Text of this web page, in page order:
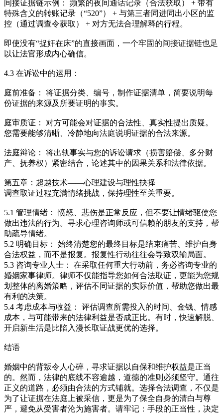
间接证据链示例： 频繁的夜间通话记录（合法获取） + 带有
特殊含义的转账记录（“520”） + 与第三者同进同出小区的监
控（通过调查令获取） + 对方无法合理解释的行程。
即使没有“捉奸在床”的直接画面，一个牢固的间接证据链也足
以让法官形成内心确信。
4.3 在诉讼中的运用：
庭前准备： 将证据分类、编号，制作证据清单，简要说明每
份证据的来源及所要证明的事实。
庭审质证： 对方可能会对证据的合法性、真实性提出质疑。
您需要能够清晰、冷静地向法庭说明证据的合法来源。
法庭辩论： 将出轨事实与您的诉讼请求（损害赔偿、多分财
产、抚养权）紧密结合，论述其中的因果关系和法律依据。
第五章：超越技术——心理建设与理性抉择
调查取证过程充满情绪挑战，保持理性至关重要。
5.1 管理情绪： 愤怒、悲伤是正常反应，但不要让情绪驱使您
做出违法的行为。寻求心理咨询师或可信赖的朋友的支持，帮
助疏导情绪。
5.2 明确目标： 始终清楚您的最终目标是结束痛苦、维护自身
合法权益，而不是报复。报复性行动往往会导致双输局面。
5.3 咨询专业人士： 在采取任何重大行动前，务必咨询专业的
婚姻家事律师。律师不仅能指导您如何合法取证，更能为您规
划整体的离婚策略，评估不同证据的实际价值，帮助您做出最
有利的决策。
5.4 考虑成本与收益： 评估调查所需投入的时间、金钱、情感
成本，与可能带来的法律利益是否成正比。有时，快速解脱、
开启新生活是比陷入漫长取证战更优的选择。
结语
婚姻中的背叛令人心碎，寻求证据以自保和维护权益是正当
的。然而，法律的底线不容逾越，道德的准则必须坚守。通往
正义的道路，必须由合法的方式铺就。选择合法调查，不仅是
为了让证据在法庭上被采信，更是为了保全自身的清白与尊
严，避免从受害者沦为施害者。请牢记：手段的正当性，决定